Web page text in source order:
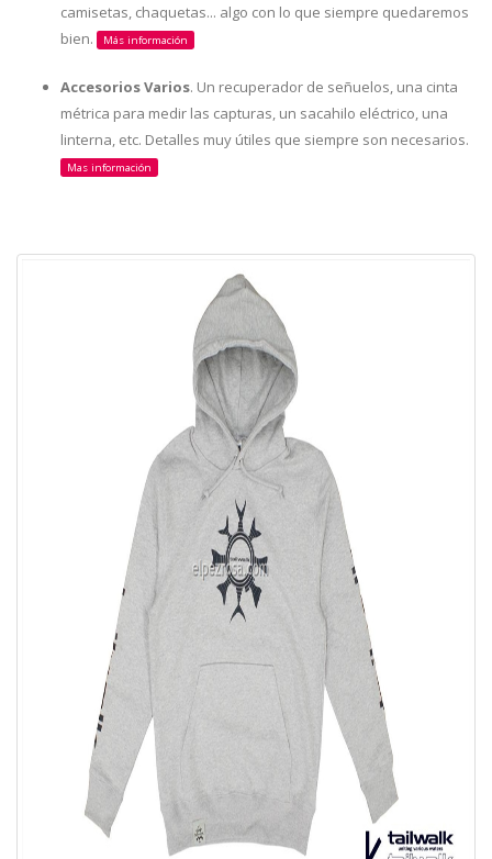
camisetas, chaquetas... algo con lo que siempre quedaremos
bien.
Más información
Accesorios Varios. Un recuperador de señuelos, una cinta
métrica para medir las capturas, un sacahilo eléctrico, una
linterna, etc. Detalles muy útiles que siempre son necesarios.
Mas información